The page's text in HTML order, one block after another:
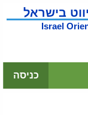
בישראל
Israel
כניסה